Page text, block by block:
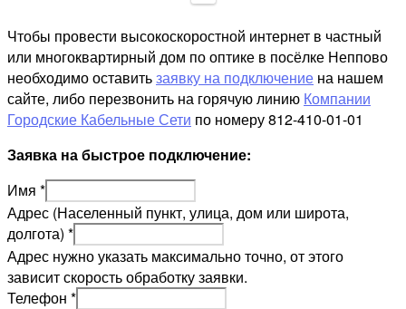
Чтобы провести высокоскоростной интернет в частный
или многоквартирный дом по оптике в посёлке Неппово
необходимо оставитьзаявку на подключение на нашем
сайте, либо перезвонить на горячую линию Компании
Городские Кабельные Сети по номеру 812-410-01-01
Заявка на быстрое подключение:
Имя *
Адрес (Населенный пункт, улица, дом или широта,
долгота) *
Адрес нужно указать максимально точно, от этого
зависит скорость обработку заявки.
Телефон *